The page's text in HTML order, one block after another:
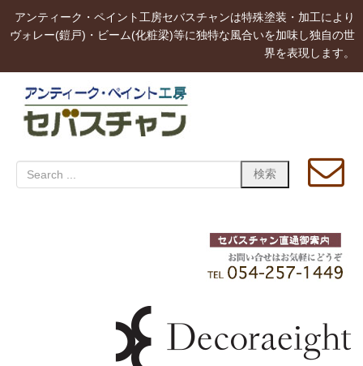
アンティーク・ペイント工房セバスチャンは特殊塗装・加工により
ヴォレー(鎧戸)・ビーム(化粧梁)等に独特な風合いを加味し独自の世
界を表現します。